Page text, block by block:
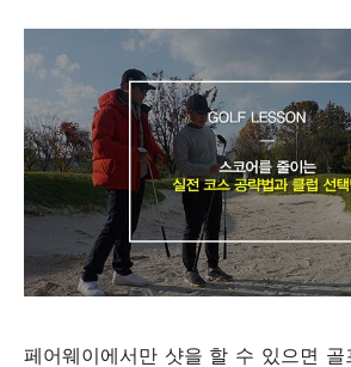
페어웨이에서만 샷을 할 수 있으면 골